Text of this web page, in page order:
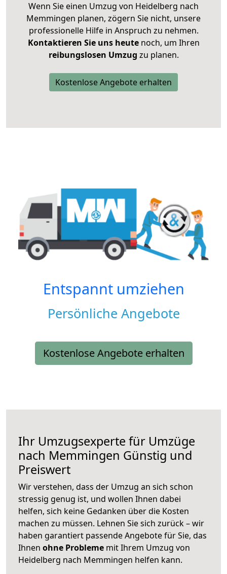
Wenn Sie einen Umzug von Heidelberg nach
Memmingen planen, zögern Sie nicht, unsere
professionelle Hilfe in Anspruch zu nehmen.
Kontaktieren Sie uns heutenoch, um Ihren
reibungslosen Umzug zu planen.
Kostenlose Angebote erhalten
Entspannt umziehen
Persönliche Angebote
Kostenlose Angebote erhalten
Ihr Umzugsexperte für Umzüge
nach Memmingen Günstig und
Preiswert
Wir verstehen, dass der Umzug an sich schon
stressig genug ist, und wollen Ihnen dabei
helfen, sich keine Gedanken über die Kosten
machen zu müssen. Lehnen Sie sich zurück – wir
haben garantiert passende Angebote für Sie, das
Ihnen ohne Probleme mit Ihrem Umzug von
Heidelberg nach Memmingen helfen kann.